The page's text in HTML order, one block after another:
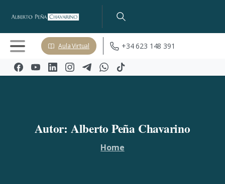
Aula Virtual +34 623 148 391
Autor: Alberto Peña Chavarino
Home